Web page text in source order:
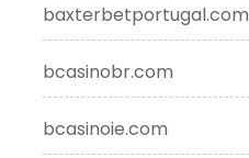
baxterbetportugal.com
bcasinobr.com
bcasinoie.com